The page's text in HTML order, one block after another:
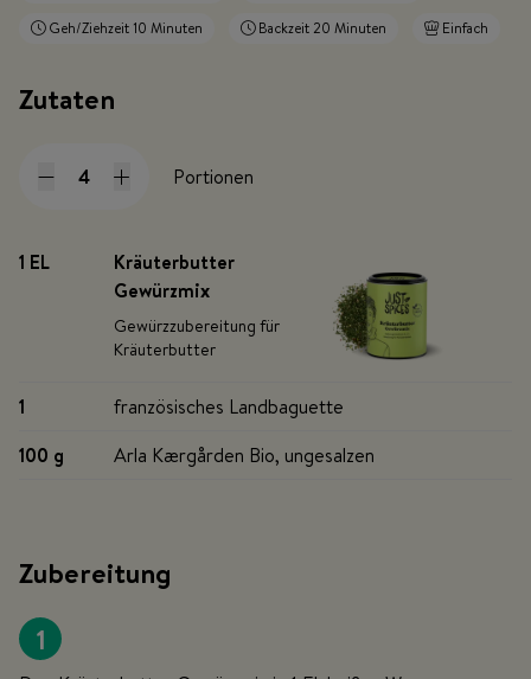
Geh/Ziehzeit 10 Minuten
Backzeit 20 Minuten Einfach
Zutaten
Portionen
1 EL
Kräuterbutter
Gewürzmix
Gewürzzubereitung für
Kräuterbutter
1
französisches Landbaguette
100 g
Arla Kærgården Bio, ungesalzen
Zubereitung
1